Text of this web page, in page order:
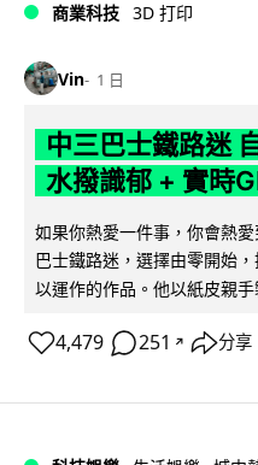
商業科技 3D 打印
Vin 1 日
中三巴士鐵路迷
水撥識郁 + 實時
如果你熱愛一件事，你會熱
巴士鐵路迷，選擇由零開始
以運作的作品。他以紙皮親
4,479 251 ↗ 分享